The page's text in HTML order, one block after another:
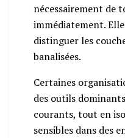
nécessairement de
immédiatement.
distinguer les
banalisées.
Certaines
des outils
courants, tout en
sensibles dans des